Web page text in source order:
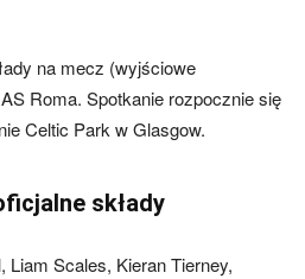
na mecz (wyjściowe
Roma. Spotkanie rozpocznie się
Celtic Park w Glasgow.
składy
Liam Scales, Kieran Tierney,